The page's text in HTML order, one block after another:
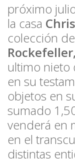
próximo
la casa
colección
ultimo nieto
en su
objetos en
sumado
venderá en
en el
distintas